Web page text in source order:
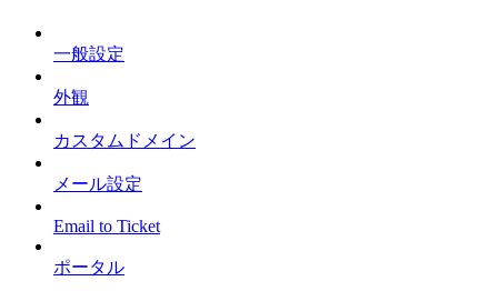
一般設定
外観
カスタムドメイン
メール設定
Email to Ticket
ポータル